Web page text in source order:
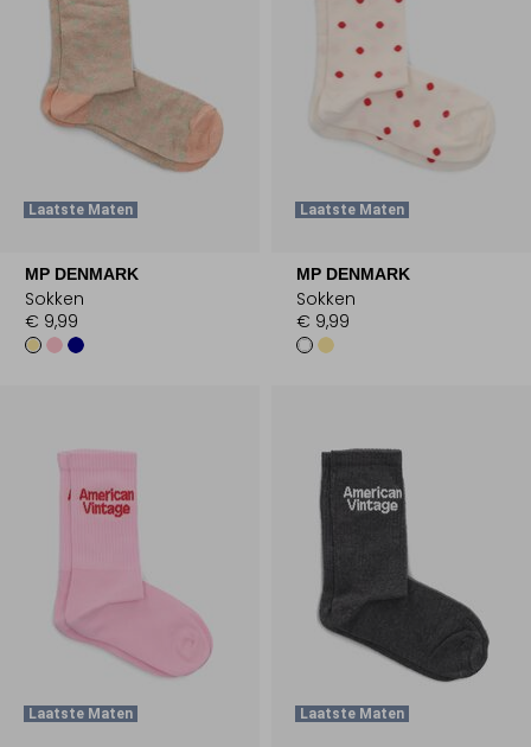
Laatste Maten
MP DENMARK
Sokken
€ 9,99
Laatste Maten
MP DENMARK
Sokken
€ 9,99
Laatste Maten Laatste Maten